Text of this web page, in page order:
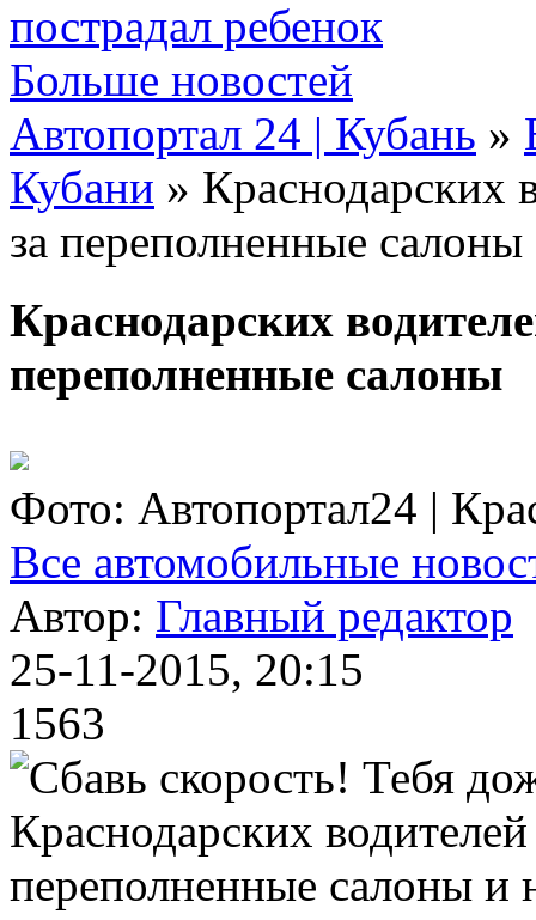
пострадал ребенок
Больше новостей
Автопортал 24 | Кубань »
Кубани » Краснодарских
за переполненные салоны
Краснодарских
переполненные салоны
Фото: Автопортал24 |
Все автомобильные
Автор: Главный редактор
25-11-2015, 20:15
1563
Краснодарских
переполненные салоны и